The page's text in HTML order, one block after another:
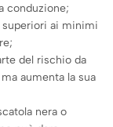
conduzione;
ai minimi
del rischio da
aumenta la sua
nera o